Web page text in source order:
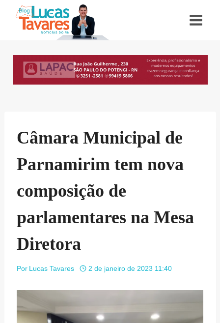
Câmara Municipal de
Parnamirim tem nova
composição de
parlamentares na Mesa
Diretora
Por Lucas Tavares 2 de janeiro de 2023 11:40